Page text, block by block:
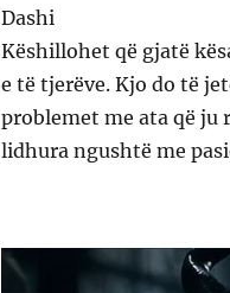
Dashi
Këshillohet që gjatë
e të tjerëve. Kjo do të
problemet me ata që ju
lidhura ngushtë me